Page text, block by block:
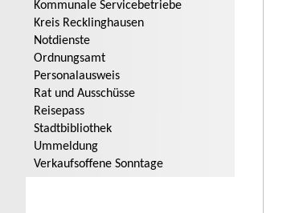
Kommunale Servicebetriebe
Kreis Recklinghausen
Notdienste
Ordnungsamt
Personalausweis
Rat und Ausschüsse
Reisepass
Stadtbibliothek
Ummeldung
Verkaufsoffene Sonntage